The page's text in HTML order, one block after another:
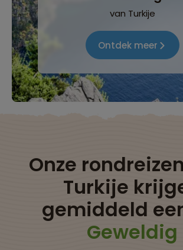
van Turkije
Ontdek meer
Onze
Turkije
gemiddeld
Geweldig